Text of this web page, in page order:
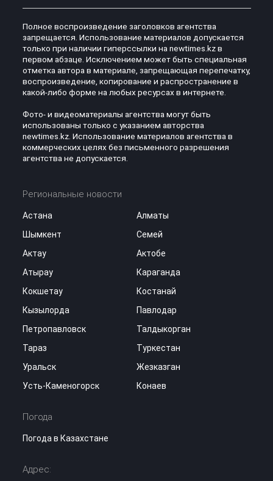
Полное воспроизведение заголовков агентства
запрещается. Использование материалов допускается
только при наличии гиперссылки на newtimes.kz в
первом абзаце. Исключением может быть специальная
отметка автора в материале, запрещающая перепечатку,
воспроизведение, копирование и распространение в
какой-либо форме на любых ресурсах в интернете.
Фото- и видеоматериалы агентства могут быть
использованы только с указанием авторства
newtimes.kz. Использование материалов агентства в
коммерческих целях без письменного разрешения
агентства не допускается.
Региональные новости
Астана
Алматы
Шымкент
Семей
Актау
Актобе
Атырау
Караганда
Кокшетау
Костанай
Кызылорда
Павлодар
Петропавловск
Талдыкорган
Тараз
Туркестан
Уральск
Жезказган
Усть-Каменогорск
Конаев
Погода
Погода в Казахстане
Адрес: